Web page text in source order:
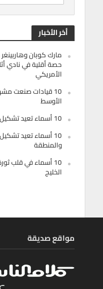
أخر الأخبار
مارك كوبان
حصة أقلية في نادي
الأمريكي
10 قيادات صنعت
الأوسط
10 أسماء تعيد تشكيل اللوجستيات الذكية في الخليج
10 أسماء تعيد
والمنطقة
10 أسماء في قلب
الخليج
مواقع صديقة